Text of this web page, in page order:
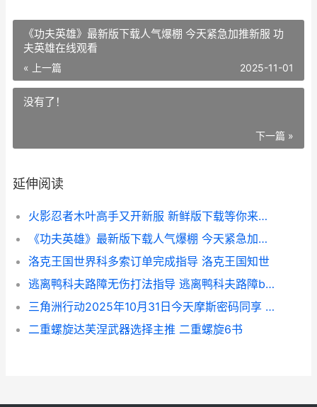
《功夫英雄》最新版下载人气爆棚 今天紧急加推新服 功
夫英雄在线观看
« 上一篇 2025-11-01
没有了！
下一篇 »
延伸阅读
火影忍者木叶高手又开新服 新鲜版下载等你来挑战 火影忍者木叶高手限时祈愿顺序
《功夫英雄》最新版下载人气爆棚 今天紧急加推新服 功夫英雄在线观看
洛克王国世界科多索订单完成指导 洛克王国知世
逃离鸭科夫路障无伤打法指导 逃离鸭科夫路障boss
三角洲行动2025年10月31日今天摩斯密码同享 三角洲行动2025年10月兑换码
二重螺旋达芙涅武器选择主推 二重螺旋6书